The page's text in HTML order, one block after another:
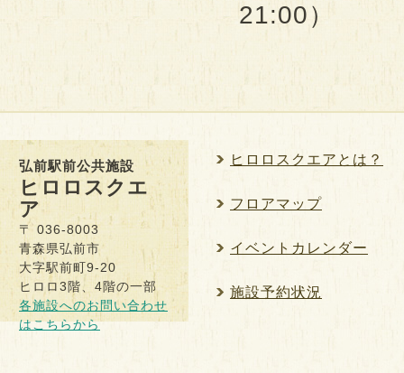
21:00）
弘前駅前公共施設
ヒロロスクエ
ア
〒 036-8003
青森県弘前市
大字駅前町9-20
ヒロロ3階、4階の一部
各施設へのお問い合わせ
はこちらから
ヒロロスクエアとは？
フロアマップ
イベントカレンダー
施設予約状況